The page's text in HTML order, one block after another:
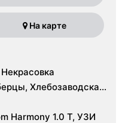
На карте
Хлебозаводская
Harmony 1.0 Т, УЗИ